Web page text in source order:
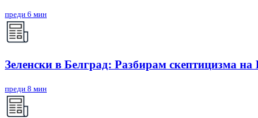
преди 6 мин
Зеленски в Белград: Разбирам скептицизма
преди 8 мин